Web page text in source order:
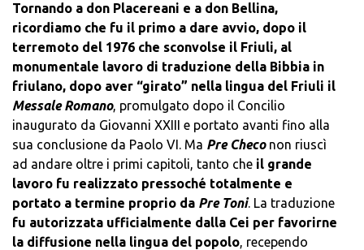
Tornando a don Placereani e a don Bellina,
ricordiamo che fu il primo a dare avvio, dopo il
terremoto del 1976 che sconvolse il Friuli, al
monumentale lavoro di traduzione della Bibbia in
friulano, dopo aver “girato” nella lingua del Friuli il
Messale Romano, promulgato dopo il Concilio
inaugurato da Giovanni XXIII e portato avanti fino alla
sua conclusione da Paolo VI. Ma Pre Checo non riuscì
ad andare oltre i primi capitoli, tanto che il grande
lavoro fu realizzato pressoché totalmente e
portato a termine proprio da Pre Toni. La traduzione
fu autorizzata ufficialmente dalla Cei per favorirne
la diffusione nella lingua del popolo, recependo